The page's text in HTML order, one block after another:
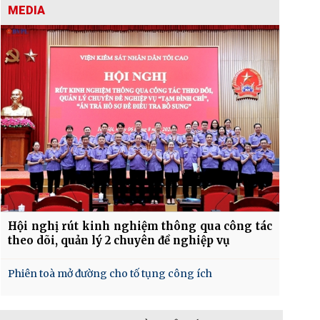
MEDIA
Hội nghị rút kinh nghiệm thông qua công tác
theo dõi, quản lý 2 chuyên đề nghiệp vụ
Phiên toà mở đường cho tố tụng công ích